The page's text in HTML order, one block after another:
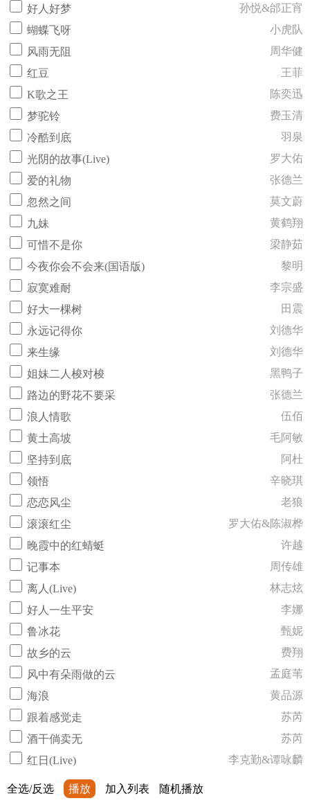
好人好梦
孙悦&邰正宵
蝴蝶飞呀
小虎队
风雨无阻
周华健
红豆
王菲
K歌之王
陈奕迅
梦驼铃
费玉清
冷酷到底
羽泉
光阴的故事(Live)
罗大佑
爱的礼物
张德兰
忽然之间
莫文蔚
九妹
黄鹤翔
可惜不是你
梁静茹
今夜你会不会来(国语版)
黎明
寂寞难耐
李宗盛
好大一棵树
田震
永远记得你
刘德华
来生缘
刘德华
姐妹二人梭对梭
黑鸭子
路边的野花不要采
张德兰
浪人情歌
伍佰
黄土高坡
毛阿敏
坚持到底
阿杜
领悟
辛晓琪
恋恋风尘
老狼
滚滚红尘
罗大佑&陈淑桦
晚霞中的红蜻蜓
许越
记事本
周传雄
离人(Live)
林志炫
好人一生平安
李娜
鲁冰花
甄妮
故乡的云
费翔
风中有朵雨做的云
孟庭苇
海浪
黄品源
跟着感觉走
苏芮
酒干倘卖无
苏芮
红日(Live)
李克勤&谭咏麟
全选/反选 播放 加入列表 随机播放